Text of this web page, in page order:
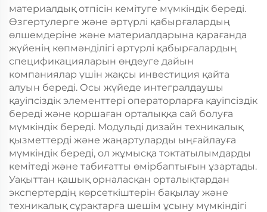
материалдық отпісін кемітуге мүмкіндік береді.
Өзгертулерге және әртүрлі қабырғалардың
өлшемдеріне және материалдарына қарағанда
жүйенің көпмәнділігі әртүрлі қабырғалардың
спецификацияларын өңдеуге дайын
компаниялар үшін жақсы инвестиция қайта
алуын береді. Осы жүйеде интегралдаушы
қауіпсіздік элементтері операторларға қауіпсіздік
береді және қоршаған орталыққа сай болуға
мүмкіндік береді. Модульді дизайн техникалық
қызметтерді және жаңартуларды ыңғайлауға
мүмкіндік береді, ол жұмысқа токтатылымдарды
кемітеді және табиғатты өмірбаптығын ұзартады.
Уақыттан қашық орналасқан орталықтардан
экспертердің көрсеткіштерін бақылау және
техникалық сұрақтарға шешім ұсыну мүмкіндігі